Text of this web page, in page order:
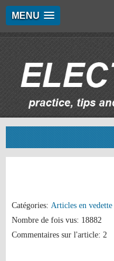
MENU
Catégories: Articles en vedette
Nombre de fois vus: 18882
Commentaires sur l'article: 2